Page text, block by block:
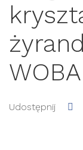
Udostępnij